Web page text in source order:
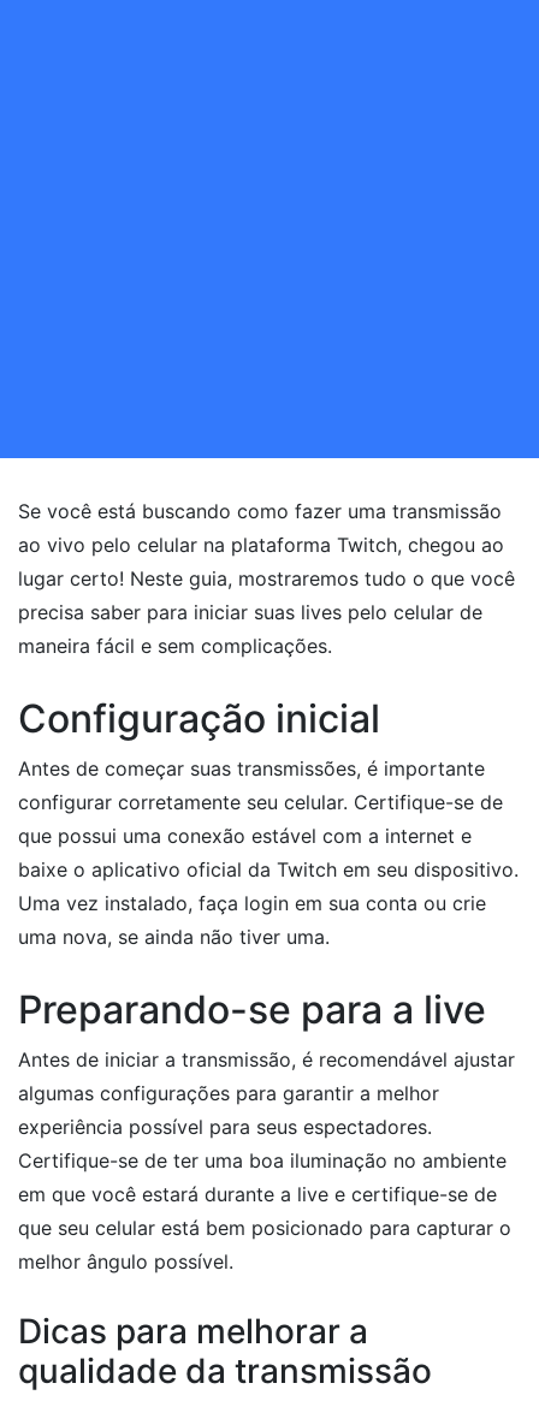
Se você está buscando como fazer uma transmissão
ao vivo pelo celular na plataforma Twitch, chegou ao
lugar certo! Neste guia, mostraremos tudo o que você
precisa saber para iniciar suas lives pelo celular de
maneira fácil e sem complicações.
Configuração inicial
Antes de começar suas transmissões, é importante
configurar corretamente seu celular. Certifique-se de
que possui uma conexão estável com a internet e
baixe o aplicativo oficial da Twitch em seu dispositivo.
Uma vez instalado, faça login em sua conta ou crie
uma nova, se ainda não tiver uma.
Preparando-se para a live
Antes de iniciar a transmissão, é recomendável ajustar
algumas configurações para garantir a melhor
experiência possível para seus espectadores.
Certifique-se de ter uma boa iluminação no ambiente
em que você estará durante a live e certifique-se de
que seu celular está bem posicionado para capturar o
melhor ângulo possível.
Dicas para melhorar a
qualidade da transmissão